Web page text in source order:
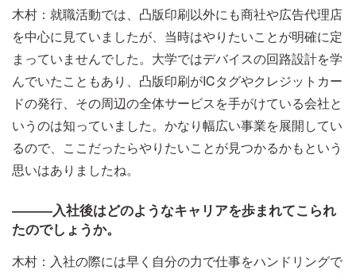
木村：就職活動では、凸版印刷以外にも商社や広告代理店
を中心に見ていましたが、当時はやりたいことが明確に定
まっていませんでした。大学ではデバイスの回路設計を学
んでいたこともあり、凸版印刷がICタグやクレジットカー
ドの発行、その周辺の全体サービスを手がけている会社と
いうのは知っていました。かなり幅広い事業を展開してい
るので、ここだったらやりたいことが見つかるかもという
思いはありましたね。
―――入社後はどのようなキャリアを歩まれてこられ
たのでしょうか。
木村：入社の際には早く自分の力で仕事をハンドリングで